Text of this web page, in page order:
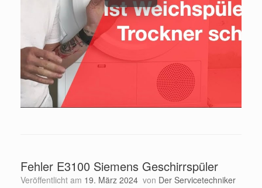
Fehler E3100 Siemens Geschirrspüler
Veröffentlicht am 19. März 2024 von Der Servicetechniker